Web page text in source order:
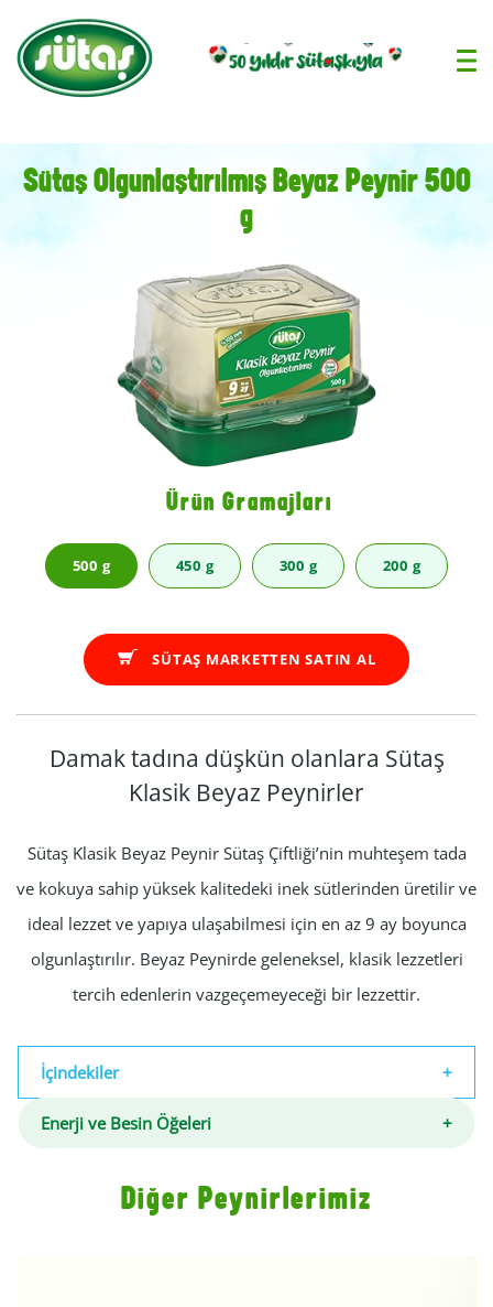
Sütaş Olgunlaştırılmış Beyaz Peynir 500
g
Ürün Gramajları
500 g 450 g 300 g 200 g
SÜTAŞ MARKETTEN SATIN AL
Damak tadına düşkün olanlara Sütaş
Klasik Beyaz Peynirler
Sütaş Klasik Beyaz Peynir Sütaş Çiftliği’nin muhteşem tada
ve kokuya sahip yüksek kalitedeki inek sütlerinden üretilir ve
ideal lezzet ve yapıya ulaşabilmesi için en az 9 ay boyunca
olgunlaştırılır. Beyaz Peynirde geleneksel, klasik lezzetleri
tercih edenlerin vazgeçemeyeceği bir lezzettir.
İçindekiler
Enerji ve Besin Öğeleri
Diğer Peynirlerimiz